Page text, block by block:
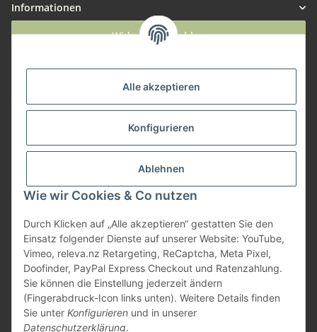
Alle akzeptieren
Konfigurieren
Ablehnen
Wie wir Cookies & Co nutzen
Durch Klicken auf „Alle akzeptieren“ gestatten Sie den
Einsatz folgender Dienste auf unserer Website: YouTube,
Vimeo, releva.nz Retargeting, ReCaptcha, Meta Pixel,
Doofinder, PayPal Express Checkout und Ratenzahlung.
Sie können die Einstellung jederzeit ändern
(Fingerabdruck-Icon links unten). Weitere Details finden
Sie unter Konfigurieren und in unserer
Datenschutzerklärung.
Informationen
Widerruf anmelden
Zahlungsmöglichkeiten
* Alle Preise inkl. gesetzlicher USt., zzgl.